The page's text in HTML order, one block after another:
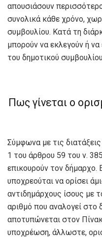
απουσιάσουν
συνολικά κάθε χρόνο,
συμβουλίου. Κατά τη
μπορούν να εκλεγούν ή να
του δημοτικού
Πως γίνεται ο
Σύμφωνα με τις
1 του άρθρου 59 του ν.
επικουρούν τον
υποχρεούται να ορίσει
αντιδημάρχους ίσους με
αριθμό που αναλογεί
αποτυπώνεται στον
υποχρέωση, άλλωστε,